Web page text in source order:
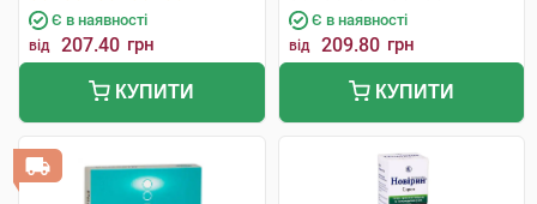
Є в наявності
від 207.40 грн
КУПИТИ
Є в наявності
від 209.80 грн
КУПИТИ